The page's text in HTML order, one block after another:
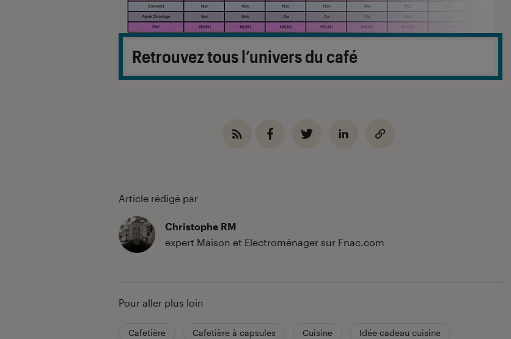
Retrouvez tous l’univers du café
Article rédigé par
Christophe RM
expert Maison et Electroménager sur Fnac.com
Pour aller plus loin
Cafetière Cafetière à capsules Cuisine Idée cadeau cuisine